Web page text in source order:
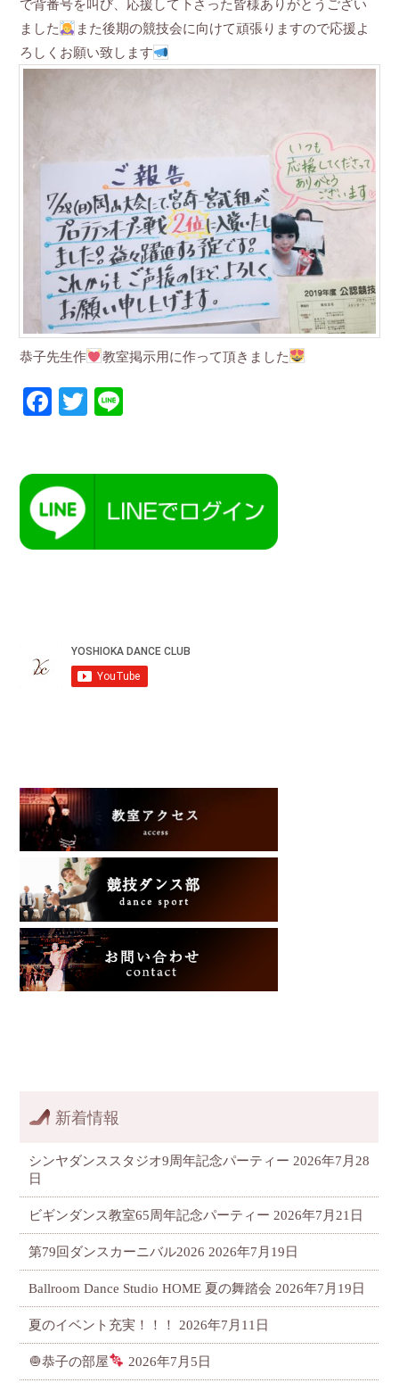
で背番号を叫び、応援して下さった皆様ありがとうござい
ました
また後期の競技会に向けて頑張りますので応援よ
ろしくお願い致します
恭子先生作 教室掲示用に作って頂きました
Facebook
Twitter
新着情報
シンヤダンススタジオ9周年記念パーティー 2026年7月28
日
ビギンダンス教室65周年記念パーティー 2026年7月21日
第79回ダンスカーニバル2026 2026年7月19日
Ballroom Dance Studio HOME 夏の舞踏会 2026年7月19日
夏のイベント充実！！！ 2026年7月11日
🧅恭子の部屋 2026年7月5日